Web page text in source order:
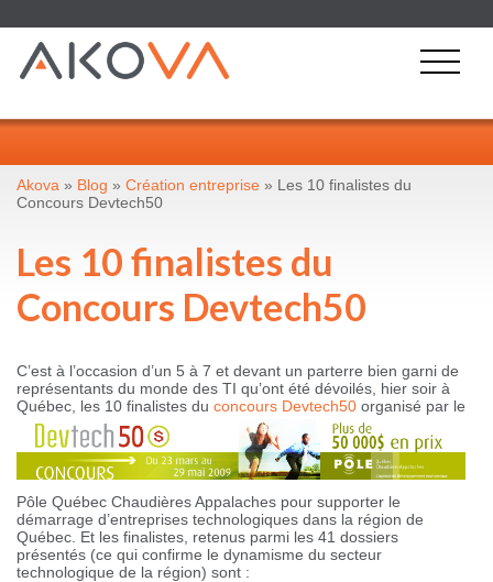
Akova » Blog » Création entreprise » Les 10 finalistes du
Concours Devtech50
Les 10 finalistes du
Concours Devtech50
C’est à l’occasion d’un 5 à 7 et devant un parterre bien garni de
représentants du monde des TI qu’ont été dévoilés, hier soir à
Québec, les 10 finalistes du concours Devtech50 organisé par le
Pôle Québec Chaudières Appalaches pour supporter le
démarrage d’entreprises technologiques dans la région de
Québec. Et les finalistes, retenus parmi les 41 dossiers
présentés (ce qui confirme le dynamisme du secteur
technologique de la région) sont :